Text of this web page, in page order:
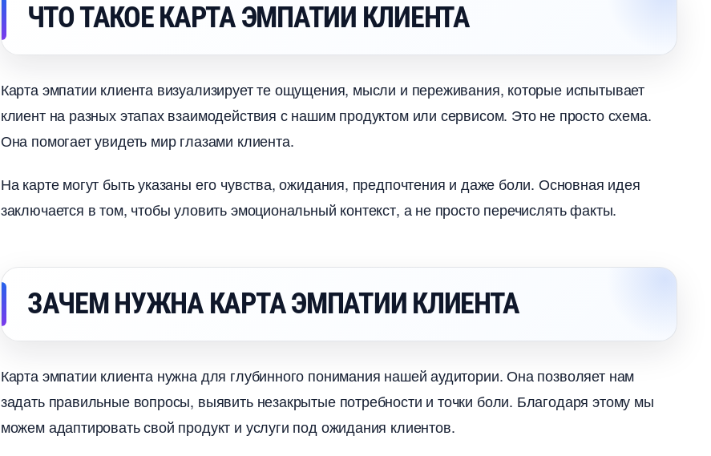
ЧТО ТАКОЕ КАРТА ЭМПАТИИ КЛИЕНТА
Карта эмпатии клиента визуализирует те ощущения, мысли и переживания, которые испытывает
клиент на разных этапах взаимодействия с нашим продуктом или сервисом. Это не просто схема.
Она помогает увидеть мир глазами клиента.
На карте могут быть указаны его чувства, ожидания, предпочтения и даже боли. Основная идея
заключается в том, чтобы уловить эмоциональный контекст, а не просто перечислять факты.
ЗАЧЕМ НУЖНА КАРТА ЭМПАТИИ КЛИЕНТА
Карта эмпатии клиента нужна для глубинного понимания нашей аудитории. Она позволяет нам
задать правильные вопросы, выявить незакрытые потребности и точки боли. Благодаря этому мы
можем адаптировать свой продукт и услуги под ожидания клиентов.